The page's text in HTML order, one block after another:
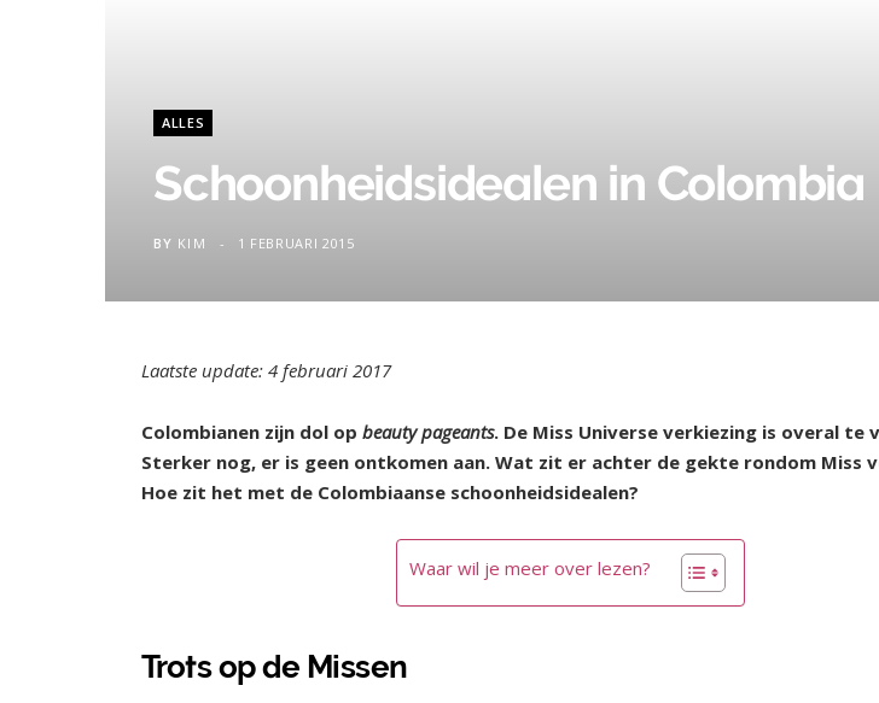
ALLES
Schoonheidsidealen in Colombia
BY KIM 1 FEBRUARI 2015
Laatste update: 4 februari 2017
Colombianen zijn dol op beauty pageants. De Miss Universe verkiezing is overal te
Sterker nog, er is geen ontkomen aan. Wat zit er achter de gekte rondom Miss
Hoe zit het met de Colombiaanse schoonheidsidealen?
Waar wil je meer over lezen?
Trots op de Missen